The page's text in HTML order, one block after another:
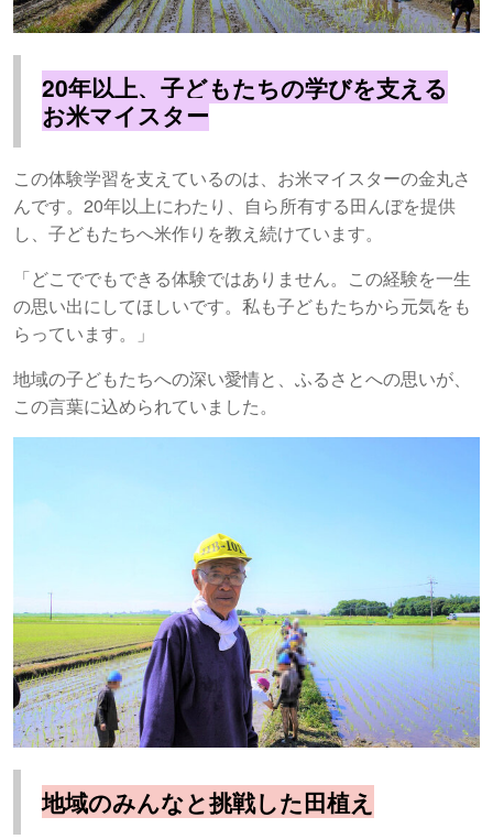
20年以上、子どもたちの学びを支える
お米マイスター
この体験学習を支えているのは、お米マイスターの金丸さ
んです。20年以上にわたり、自ら所有する田んぼを提供
し、子どもたちへ米作りを教え続けています。
「どこででもできる体験ではありません。この経験を一生
の思い出にしてほしいです。私も子どもたちから元気をも
らっています。」
地域の子どもたちへの深い愛情と、ふるさとへの思いが、
この言葉に込められていました。
地域のみんなと挑戦した田植え